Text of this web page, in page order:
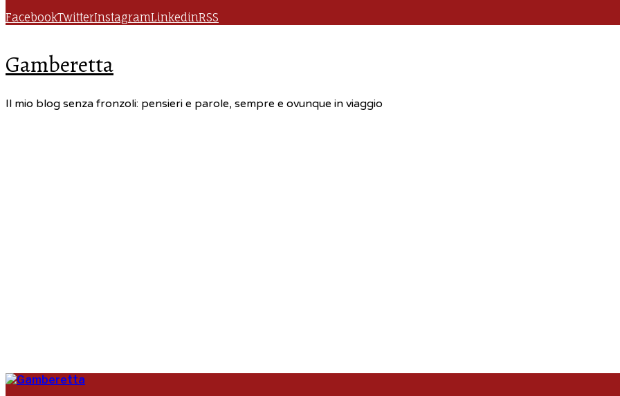
FacebookTwitterInstagramLinkedinRSS
Gamberetta
Il mio blog senza fronzoli: pensieri e parole, sempre e ovunque in viaggio